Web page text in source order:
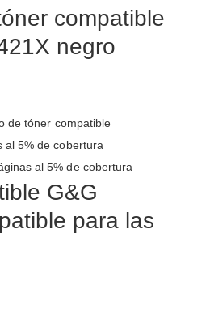
compatible
negro
de tóner compatible
al 5% de cobertura
al 5% de cobertura
G&G
para las